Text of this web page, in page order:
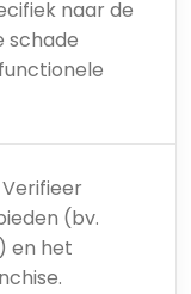
naar de
schade
Verifieer
(bv.
en het